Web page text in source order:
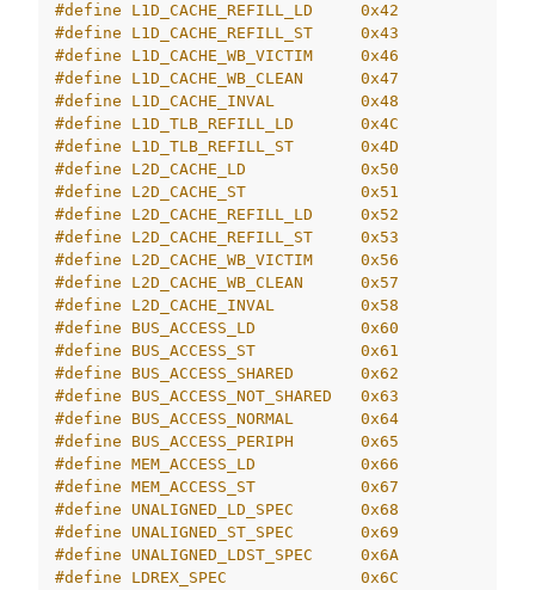
#define L1D_CACHE_REFILL_LD     0x42
#define L1D_CACHE_REFILL_ST     0x43
#define L1D_CACHE_WB_VICTIM     0x46
#define L1D_CACHE_WB_CLEAN      0x47
#define L1D_CACHE_INVAL         0x48
#define L1D_TLB_REFILL_LD       0x4C
#define L1D_TLB_REFILL_ST       0x4D
#define L2D_CACHE_LD            0x50
#define L2D_CACHE_ST            0x51
#define L2D_CACHE_REFILL_LD     0x52
#define L2D_CACHE_REFILL_ST     0x53
#define L2D_CACHE_WB_VICTIM     0x56
#define L2D_CACHE_WB_CLEAN      0x57
#define L2D_CACHE_INVAL         0x58
#define BUS_ACCESS_LD           0x60
#define BUS_ACCESS_ST           0x61
#define BUS_ACCESS_SHARED       0x62
#define BUS_ACCESS_NOT_SHARED   0x63
#define BUS_ACCESS_NORMAL       0x64
#define BUS_ACCESS_PERIPH       0x65
#define MEM_ACCESS_LD           0x66
#define MEM_ACCESS_ST           0x67
#define UNALIGNED_LD_SPEC       0x68
#define UNALIGNED_ST_SPEC       0x69
#define UNALIGNED_LDST_SPEC     0x6A
#define LDREX_SPEC              0x6C